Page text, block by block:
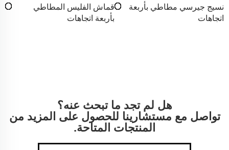
نسيج جيرسي مطاطي بأربعة
اتجاهات
قماش الفليس المطاطي
بأربعة اتجاهات
هل لم تجد ما تبحث عنه؟
تواصل مع مستشارينا للحصول على المزيد من
المنتجات المتاحة.